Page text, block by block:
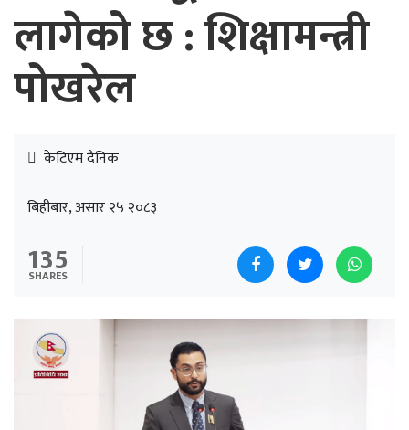
लागेको छ : शिक्षामन्त्री
पोखरेल
केटिएम दैनिक
बिहीबार, असार २५ २०८३
135
SHARES